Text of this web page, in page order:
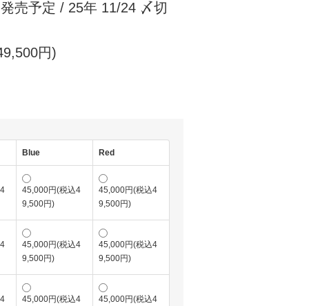
売予定 / 25年 11/24 〆切
円)
Blue Red
45,000円(税込4
9,500円)
45,000円(税込4
9,500円)
45,000円(税込4
9,500円)
45,000円(税込4
9,500円)
45,000円(税込4
45,000円(税込4